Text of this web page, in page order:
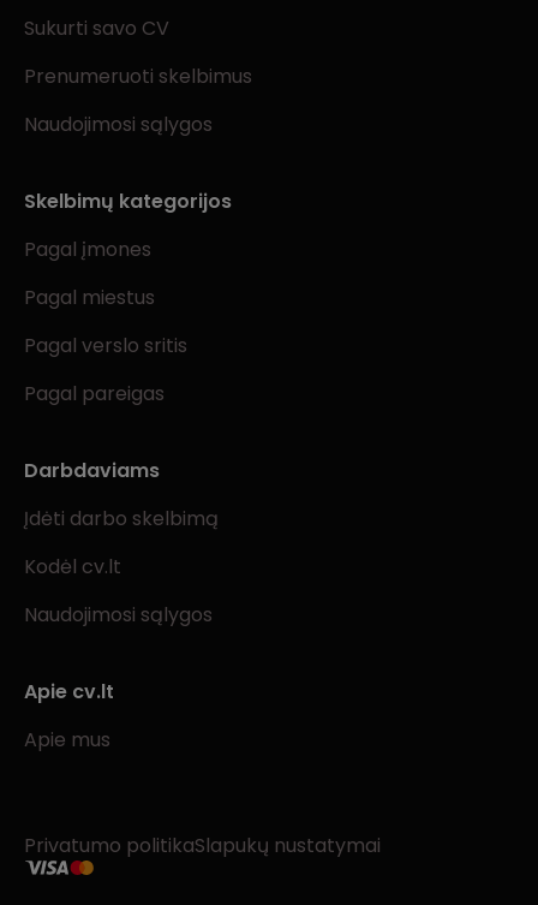
Sukurti savo CV
Prenumeruoti skelbimus
Naudojimosi sąlygos
Skelbimų kategorijos
Pagal įmones
Pagal miestus
Pagal verslo sritis
Pagal pareigas
Darbdaviams
Įdėti darbo skelbimą
Kodėl cv.lt
Naudojimosi sąlygos
Apie cv.lt
Apie mus
Privatumo politikaSlapukų nustatymai